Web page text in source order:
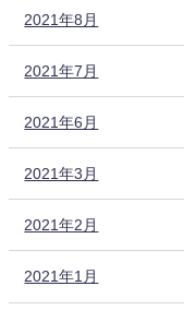
2021年8月
2021年7月
2021年6月
2021年3月
2021年2月
2021年1月